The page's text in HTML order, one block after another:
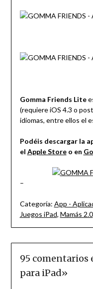
Gomma Friends Lite
(requiere iOS 4.3 o
idiomas, entre ellos el
Podéis descargar la
el Apple Storeo en
–
Categoría: App -
Juegos iPad, Mamás 2.0
95 comentarios
para iPad»